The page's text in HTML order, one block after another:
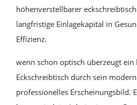
höhenverstellbarer
langfristige Einlagekapital in
Effizienz.
wenn schon optisch überzeugt
Eckschreibtisch durch sein
professionelles Erscheinungsbild.